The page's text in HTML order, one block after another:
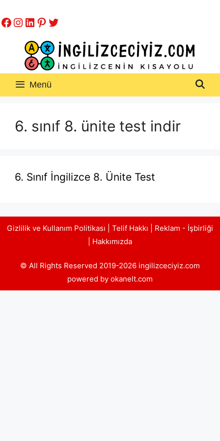
atla
Facebook
Instagram
LinkedIn
Pinterest
Twitter
Menü
6. sınıf 8. ünite test indir
6. Sınıf İngilizce 8. Ünite Test
Gizlilik ve Kullanım Politikası Telif Hakkı
Reklam - İşbirliği
Hakkımızda
© All Rights Reserved 2019-2026 ingilizceciyiz.com
powered by okanelt.com